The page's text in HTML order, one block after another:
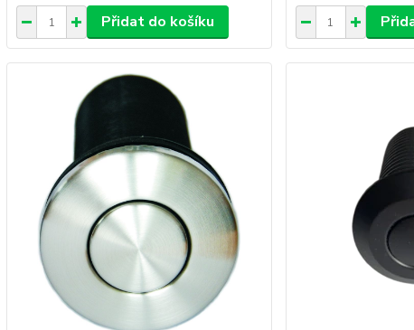
Přidat do košíku